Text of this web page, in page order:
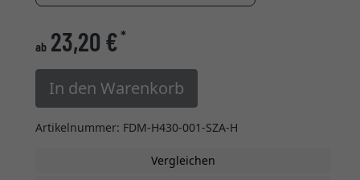
ab 23,20 €*
In den Warenkorb
Artikelnummer: FDM-H430-001-SZA-H
Vergleichen